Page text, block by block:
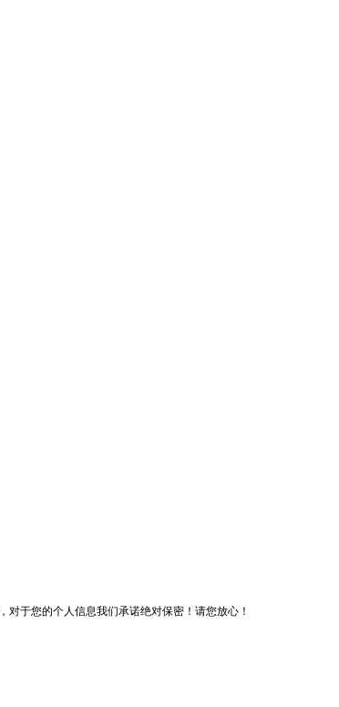
于您的个人信息我们承诺绝对保密！请您放心！